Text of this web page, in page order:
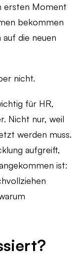
ersten Moment
bekommen
die neuen
nicht.
für HR,
Nicht nur, weil
werden muss.
aufgreift,
ist: